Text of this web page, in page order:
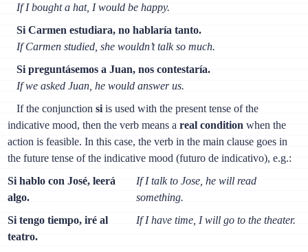
If I bought a hat, I would be happy.
Si Carmen estudiara, no hablaría tanto.
If Carmen studied, she wouldn’t talk so much.
Si preguntásemos a Juan, nos contestaría.
If we asked Juan, he would answer us.
If the conjunction si is used with the present tense of the
indicative mood, then the verb means areal condition when the
action is feasible. In this case, the verb in the main clause goes in
the future tense of the indicative mood (futuro de indicativo), e.g.:
Si hablo con José, leerá
algo.
If I talk to Jose, he will read
something.
Si tengo tiempo, iré al
teatro.
If I have time, I will go to the theater.